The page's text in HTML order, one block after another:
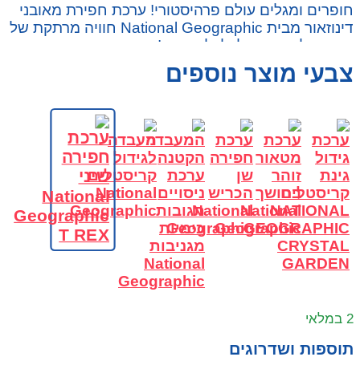
חופרים ומגלים עולם פרהיסטורי! ערכת חפירת מאובני
דינוזאור מבית National Geographic חוויה מרתקת של
חקר, גילוי והנאה לכל ילד סקרן!
צבעי מוצר נוספים
2 במלאי
תוספות ושדרוגים